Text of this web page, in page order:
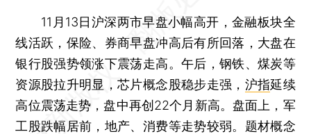
11月13日沪深两市早盘小幅高开，金融板块全
线活跃，保险、券商早盘冲高后有所回落，大盘在
银行股强势领涨下震荡走高。午后，钢铁、煤炭等
资源股拉升明显，芯片概念股稳步走强， 沪指延续
高位震荡走势，盘中再创22个月新高。盘面上，军
工股跌幅居前，地产、消费等走势较弱。题材概念